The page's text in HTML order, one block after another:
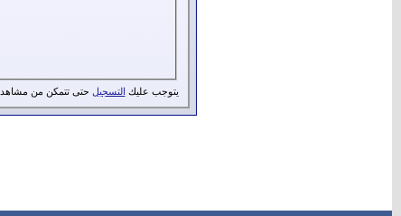
يتوجب عليك التسجيل حتى تتمكن من